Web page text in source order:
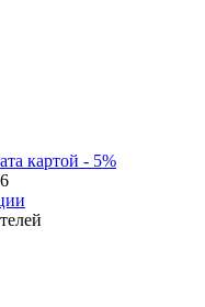
картой - 5%